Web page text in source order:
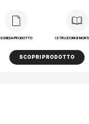
SCHEDA PRODOTTO ISTRUZIONI DI
SCOPRI PRODOTTO